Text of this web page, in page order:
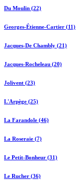
Du Moulin (22)
Georges-Étienne-Cartier (11)
Jacques-De Chambly (21)
Jacques-Rocheleau (20)
Jolivent (23)
L'Arpège (25)
La Farandole (46)
La Roseraie (7)
Le Petit-Bonheur (31)
Le Rucher (36)